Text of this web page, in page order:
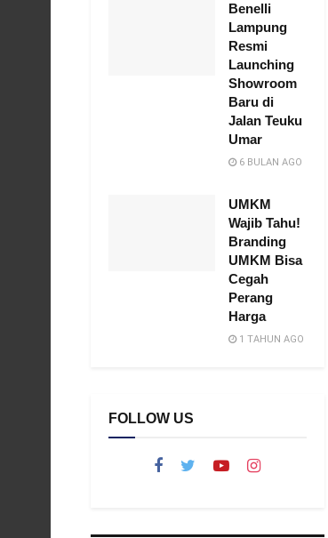
Benelli
Lampung
Resmi
Launching
Showroom
Baru di
Jalan Teuku
Umar
6 BULAN AGO
UMKM
Wajib Tahu!
Branding
UMKM Bisa
Cegah
Perang
Harga
1 TAHUN AGO
FOLLOW US